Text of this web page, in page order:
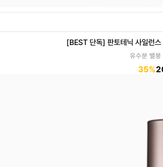
[BEST 단독] 판토테닉 사일런
유수분 밸
35%